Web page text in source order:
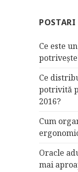
POSTARI
Ce este
Ce
potrivită
2016?
Cum
Oracle
mai